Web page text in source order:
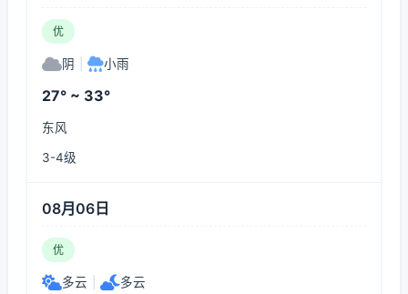
优
阴 小雨
27° ~ 33°
东风
3-4级
08月06日
优
多云 多云